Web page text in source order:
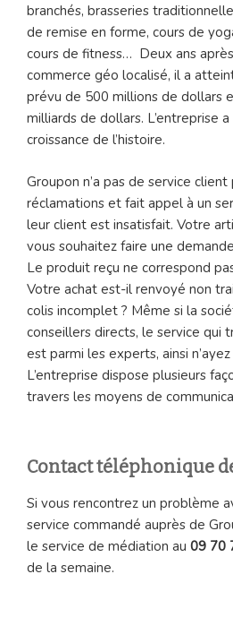
branchés, brasseries
de remise en forme, cours de
cours de fitness… Deux ans
commerce géo localisé, il a
prévu de 500 millions de dollars
milliards de dollars. L’entreprise
croissance de l’histoire.
Groupon n’a pas de service
réclamations et fait appel à un
leur client est insatisfait. Votre
vous souhaitez faire une
Le produit reçu ne correspond
Votre achat est-il renvoyé non
colis incomplet ? Même si la
conseillers directs, le service qui
est parmi les experts, ainsi
L’entreprise dispose plusieurs
travers les moyens de
Contact téléphonique
Si vous rencontrez un problème
service commandé auprès de
le service de médiation au 09 70
de la semaine.